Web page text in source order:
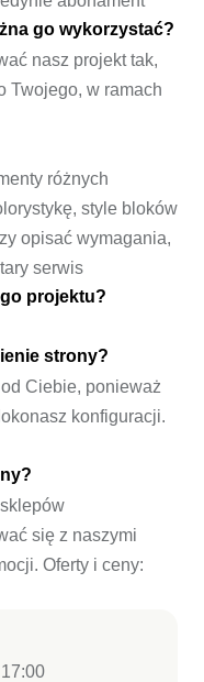
go wykorzystać?
nasz projekt tak,
Twojego, w ramach
różnych
style bloków
opisać wymagania,
serwis
projektu?
strony?
Ciebie, ponieważ
konfiguracji.
się z naszymi
Oferty i ceny: